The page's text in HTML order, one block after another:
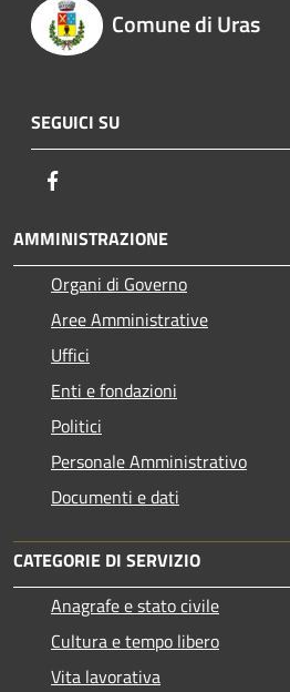
Comune di Uras
SEGUICI SU
AMMINISTRAZIONE
Organi di Governo
Aree Amministrative
Uffici
Enti e fondazioni
Politici
Personale Amministrativo
Documenti e dati
CATEGORIE DI SERVIZIO
Anagrafe e stato civile
Cultura e tempo libero
Vita lavorativa